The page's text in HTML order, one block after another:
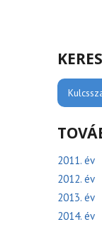
2011. év
2012. év
2013. év
2014. év